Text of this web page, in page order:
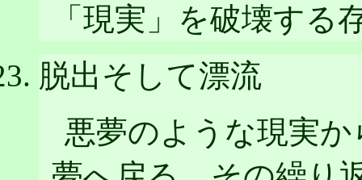
「現実」を破壊する
脱出そして漂流
悪夢のような現実